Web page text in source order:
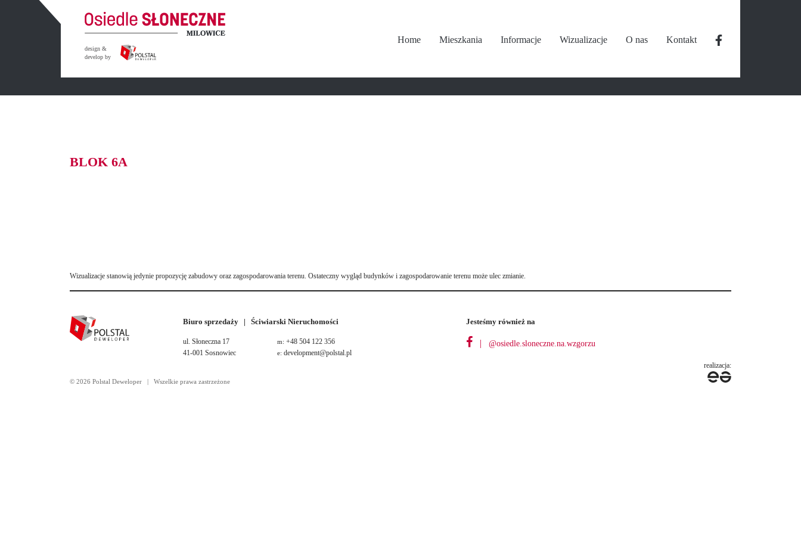
design &
develop by
Home Mieszkania Informacje Wizualizacje O nas Kontakt nbsp;
BLOK 6A
Wizualizacje stanowią jedynie propozycję zabudowy oraz zagospodarowania terenu. Ostateczny wygląd budynków i zagospodarowanie terenu może ulec zmianie.
Biuro sprzedaży | Ściwiarski Nieruchomości
ul. Słoneczna 17
41-001 Sosnowiec
m: +48 504 122 356
e: development@polstal.pl
Jesteśmy również na
| @osiedle.sloneczne.na.wzgorzu
© 2026 Polstal Deweloper | Wszelkie prawa zastrzeżone
realizacja: